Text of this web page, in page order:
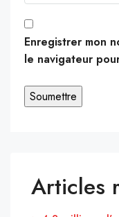
Enregistrer mon
le navigateur
Articles